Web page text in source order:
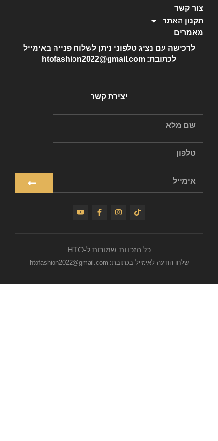
צור קשר
תקנון האתר
מאמרים
לרכישה עם נציג טלפוני ניתן לשלוח פנייה באימייל
לכתובת: htofashion2022@gmail.com
יצירת קשר
כל הזכויות שמורות ל-HTO
שלחו הודעה לאימייל בכתובת: htofashion2022@gmail.com